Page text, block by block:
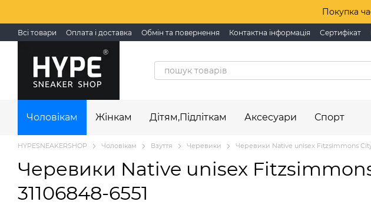
Покупка
Всі товари Оплата і доставка Обмін та повернення Контактна інформація Сертифікат
Чоловікам Жінкам Дітям,Підліткам Аксесуари Спорт
HYPESNEAKERSHOP Чоловікам Взуття Черевики Черевики Native unisex Fitzsimmons
Черевики Native unisex
31106848-6551